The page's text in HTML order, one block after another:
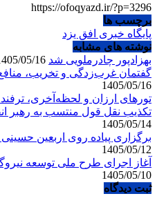
https://ofoqyazd.ir/?p=3296
برچسب ها
پایگاه خبری افق یزد
نوشته های مشابه
بهزادپور چادرملویی شد
گفتمان غرب‌زدگی و تخریب،
1405/05/16
تورهای ارزان و لحظه‌آخری، ترفند
تکذیب نقل قول منتسب به رهبر
1405/05/14
برگزاری پیاده روی اربعین حسینی در ۵۰ نقطه استان
1405/05/12
آغاز اجرای طرح ملی توسعه
1405/05/10
ثبت دیدگاه